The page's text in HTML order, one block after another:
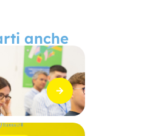
anche